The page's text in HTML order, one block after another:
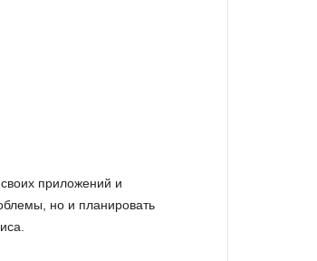
приложений и
но и планировать